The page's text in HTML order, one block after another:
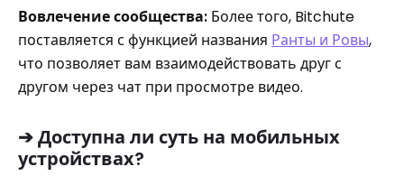
Вовлечение сообщества: Более того, Bitchute
поставляется с функцией названия Ранты и Ровы,
что позволяет вам взаимодействовать друг с
другом через чат при просмотре видео.
➔ Доступна ли суть на мобильных
устройствах?